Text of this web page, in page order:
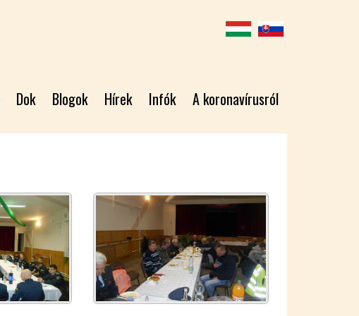
Dok Blogok Hírek Infók A koronavírusról